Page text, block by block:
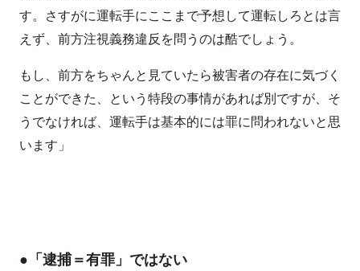
す。さすがに運転手にここまで予想して運転しろとは言
えず、前方注視義務違反を問うのは酷でしょう。
もし、前方をちゃんと見ていたら被害者の存在に気づく
ことができた、という特段の事情があれば別ですが、そ
うでなければ、運転手は基本的には罪に問われないと思
います」
●「逮捕＝有罪」ではない